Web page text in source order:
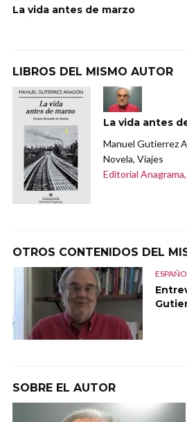
La vida antes de marzo
LIBROS DEL MISMO AUTOR
La vida antes
Manuel Gutierrez
Novela, Viajes
Editorial
OTROS CONTENIDOS DEL
SOBRE EL AUTOR